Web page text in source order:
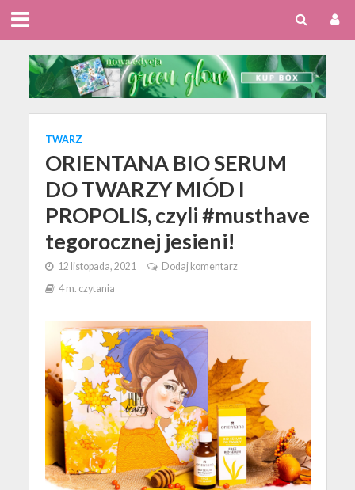
TWARZ
ORIENTANA BIO SERUM
DO TWARZY MIÓD I
PROPOLIS, czyli #musthave
tegorocznej jesieni!
12 listopada, 2021
Dodaj komentarz
4 m. czytania